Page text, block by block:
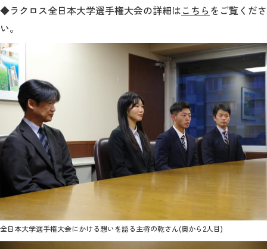
キャリア
ボランティア
生涯学習・社会連携
入試情報サイト
2026年9月入学者向け 新入生サイト
◆ラクロス全日本大学選手権大会の詳細はこちら をご覧くださ
い。
全日本大学選手権大会にかける想いを語る主将の乾さん(奥から2人目)